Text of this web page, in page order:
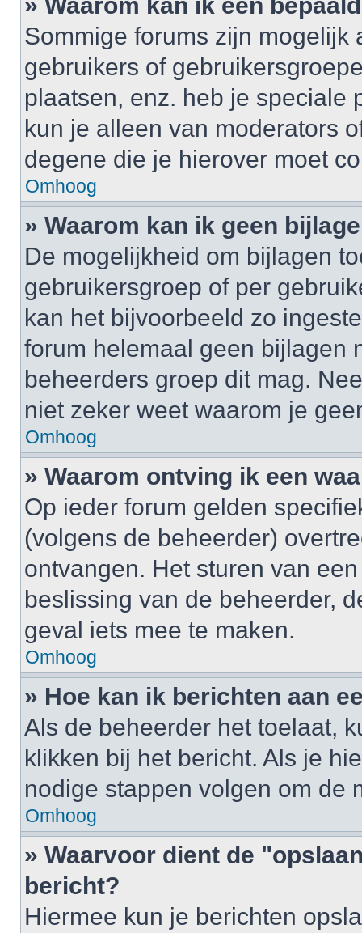
Sommige forums zijn
gebruikers of
plaatsen, enz. heb je speciale
kun je alleen van moderators
degene die je hierover moet
Omhoog
» Waarom kan ik geen
De mogelijkheid om bijlagen
gebruikersgroep of per
kan het bijvoorbeeld zo
forum helemaal geen bijlagen
beheerders groep dit mag.
niet zeker weet waarom je
Omhoog
» Waarom ontving ik een
Op ieder forum gelden
(volgens de beheerder)
ontvangen. Het sturen van
beslissing van de beheerder,
geval iets mee te maken.
Omhoog
» Hoe kan ik berichten aan
Als de beheerder het toelaat,
klikken bij het bericht. Als je
nodige stappen volgen om de
Omhoog
» Waarvoor dient de
bericht?
Hiermee kun je berichten